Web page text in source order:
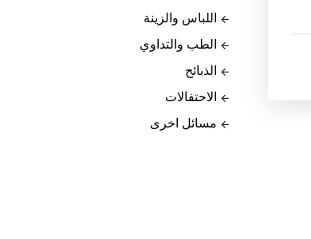
اللباس والزينة
الطب والتداوي
الذبائح
الاحتفالات
مسائل اخرى